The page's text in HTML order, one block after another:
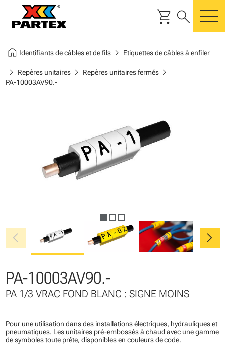
shopping_cart search
home Identifiants de câbles et de filschevron_right Etiquettes de câbles à enfiler
chevron_right Repères unitaireschevron_right Repères unitaires ferméschevron_right
PA-10003AV90.-
chevron_left chevron_right
PA-10003AV90.-
PA 1/3 VRAC FOND BLANC : SIGNE MOINS
Pour une utilisation dans des installations électriques, hydrauliques et
pneumatiques. Les unitaires pré-embossés à chaud avec une gamme
de symboles toute prête, disponibles en couleurs de code.